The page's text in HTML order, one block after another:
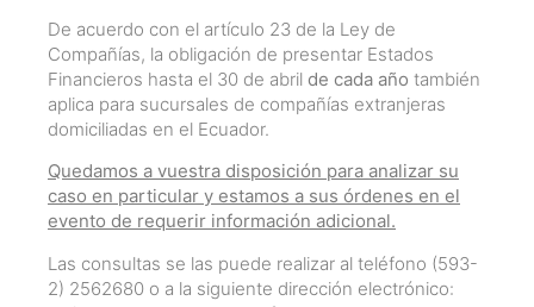
De acuerdo con el artículo 23 de la Ley de
Compañías, la obligación de presentar Estados
Financieros hasta el 30 de abril de cada año también
aplica para sucursales de compañías extranjeras
domiciliadas en el Ecuador.
Quedamos a vuestra disposición para analizar su
caso en particular y estamos a sus órdenes en el
evento de requerir información adicional.
Las consultas se las puede realizar al teléfono (593-
2) 2562680 o a la siguiente dirección electrónico: